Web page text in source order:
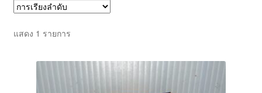
ตะกร้าสินค้า
บทความ
แสดง 1 รายการ